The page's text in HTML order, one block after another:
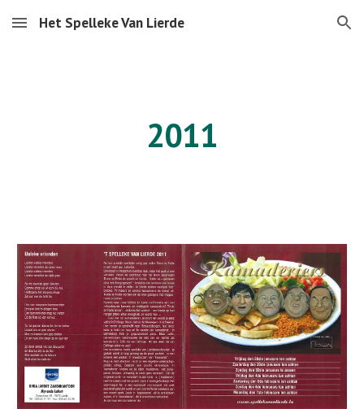
Skip to main content Skip to navigation
Het Spelleke Van Lierde
2011